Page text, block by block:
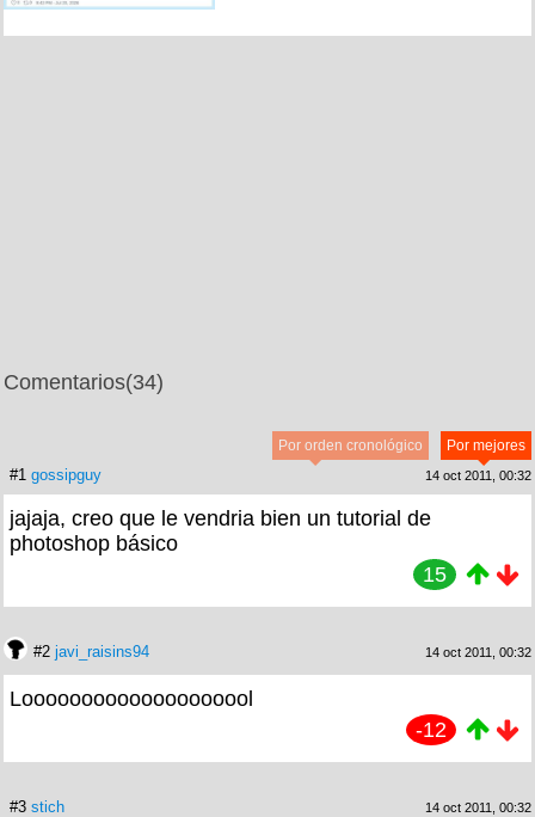
Comentarios(34)
Por mejores
Por orden cronológico
#1 gossipguy 14 oct 2011, 00:32
jajaja, creo que le vendria bien un tutorial de
photoshop básico
15
#2 javi_raisins94 14 oct 2011, 00:32
Loooooooooooooooooool
-12
#3 stich 14 oct 2011, 00:32